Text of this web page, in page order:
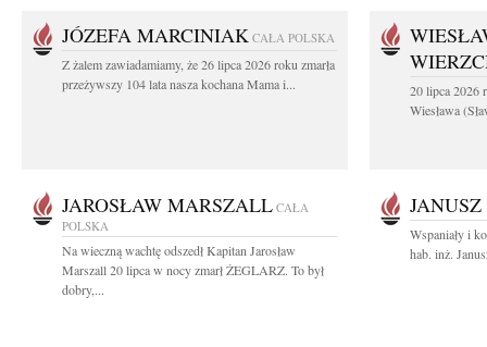
JÓZEFA MARCINIAK CAŁA POLSKA
Z żalem zawiadamiamy, że 26 lipca 2026 roku zmarła
przeżywszy 104 lata nasza kochana Mama i...
20 lipca 2026
Wiesława
JAROSŁAW MARSZALL CAŁA
POLSKA
Na wieczną wachtę odszedł Kapitan Jarosław
Marszall 20 lipca w nocy zmarł ŻEGLARZ. To był
dobry,...
Wspaniały i
hab. inż.